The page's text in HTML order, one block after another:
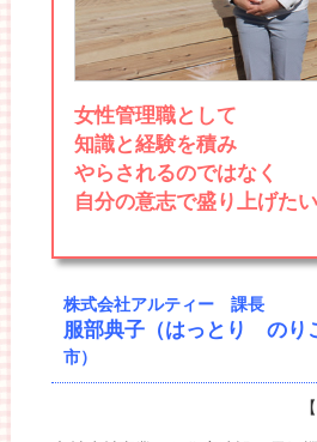
女性管理職として
知識と経験を積み
やらされるのではなく
自分の意志で盛り上げたい
株式会社アルティー 課長
服部典子（はっとり のり
市）